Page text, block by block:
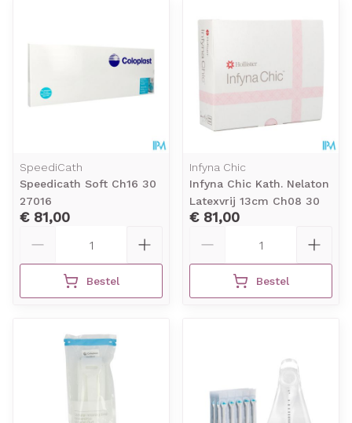
SpeediCath
Speedicath Soft Ch16 30
27016
€ 81,00
Bestel
Infyna Chic
Infyna Chic Kath. Nelaton
Latexvrij 13cm Ch08 30
€ 81,00
Bestel